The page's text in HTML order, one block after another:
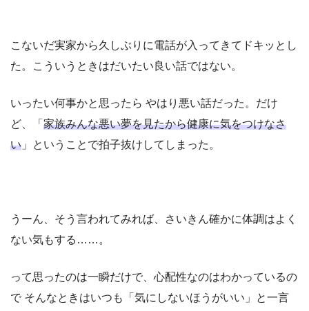
こないだ実家から久しぶりに電話が入ってきてドキッとし
た。こういうときはだいたい良い話ではない。
いったい何事かと思ったら やはり悪い話だった。だけ
ど、「 家族みんな悪い夢を見たから健康に気をつけなさ
い 」ということで拍子抜けしてしまった。
うーん、そう言われてみれば、さいきん確かに体調はよく
ない気もする……。
って思ったのは一瞬だけで、心配性なのはわかっているの
で そんなときはいつも「気にしないほうがいい」と一言